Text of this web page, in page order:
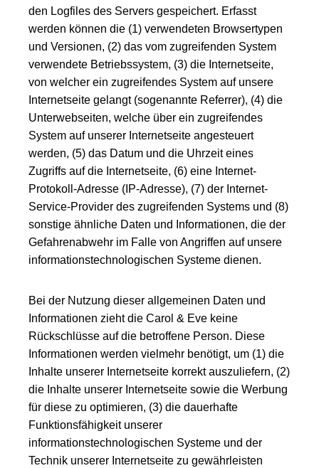
den Logfiles des Servers gespeichert. Erfasst
werden können die (1) verwendeten Browsertypen
und Versionen, (2) das vom zugreifenden System
verwendete Betriebssystem, (3) die Internetseite,
von welcher ein zugreifendes System auf unsere
Internetseite gelangt (sogenannte Referrer), (4) die
Unterwebseiten, welche über ein zugreifendes
System auf unserer Internetseite angesteuert
werden, (5) das Datum und die Uhrzeit eines
Zugriffs auf die Internetseite, (6) eine Internet-
Protokoll-Adresse (IP-Adresse), (7) der Internet-
Service-Provider des zugreifenden Systems und (8)
sonstige ähnliche Daten und Informationen, die der
Gefahrenabwehr im Falle von Angriffen auf unsere
informationstechnologischen Systeme dienen.
Bei der Nutzung dieser allgemeinen Daten und
Informationen zieht die Carol & Eve keine
Rückschlüsse auf die betroffene Person. Diese
Informationen werden vielmehr benötigt, um (1) die
Inhalte unserer Internetseite korrekt auszuliefern, (2)
die Inhalte unserer Internetseite sowie die Werbung
für diese zu optimieren, (3) die dauerhafte
Funktionsfähigkeit unserer
informationstechnologischen Systeme und der
Technik unserer Internetseite zu gewährleisten